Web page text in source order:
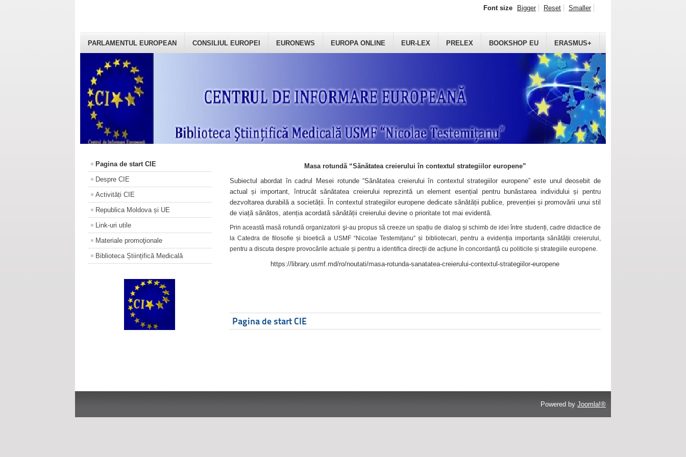
PARLAMENTUL EUROPEAN CONSILIUL EUROPEI EURONEWS EUROPA ONLINE EUR-LEX PRELEX BOOKSHOP EU ERASMUS+
Font size Bigger Reset Smaller
Pagina de start CIE
Despre CIE
Activități CIE
Republica Moldova și UE
Link-uri utile
Materiale promoţionale
Biblioteca Științifică Medicală
Masa rotundă “Sănătatea creierului în contextul strategiilor europene”
Subiectul abordat în cadrul Mesei rotunde “Sănătatea creierului în contextul strategiilor europene” este unul deosebit de
actual și important, întrucât sănătatea creierului reprezintă un element esențial pentru bunăstarea individului și pentru
dezvoltarea durabilă a societății. În contextul strategiilor europene dedicate sănătății publice, prevenției și promovării unui stil
de viață sănătos, atenția acordată sănătății creierului devine o prioritate tot mai evidentă.
Prin această masă rotundă organizatorii şi-au propus să creeze un spațiu de dialog și schimb de idei între studenți, cadre didactice de
la Catedra de filosofie și bioetică a USMF “Nicolae Testemițanu” și bibliotecari, pentru a evidenția importanța sănătății creierului,
pentru a discuta despre provocările actuale și pentru a identifica direcții de acțiune în concordanță cu politicile și strategiile europene.
https://library.usmf.md/ro/noutati/masa-rotunda-sanatatea-creierului-contextul-strategiilor-europene
Pagina de start CIE
Powered by Joomla!®